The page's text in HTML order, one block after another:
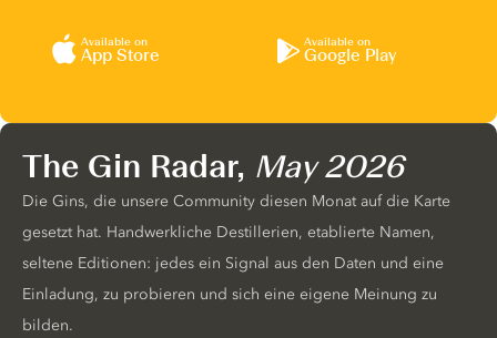
Available on
App Store
Available on
Google Play
The Gin Radar, May 2026
Die Gins, die unsere Community diesen Monat auf die Karte
gesetzt hat. Handwerkliche Destillerien, etablierte Namen,
seltene Editionen: jedes ein Signal aus den Daten und eine
Einladung, zu probieren und sich eine eigene Meinung zu
bilden.